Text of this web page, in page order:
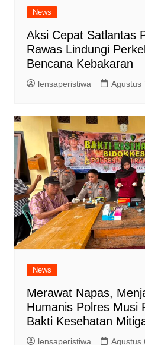
News
Aksi Cepat Satlantas
Rawas Lindungi
Bencana Kebakaran
lensaperistiwa Agustus
News
Merawat Napas,
Humanis Polres Musi
Bakti Kesehatan
lensaperistiwa Agustus